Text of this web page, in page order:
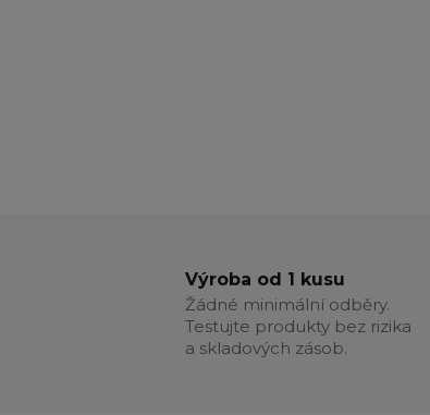
Výroba od 1 kusu
Žádné minimální odběry.
Testujte produkty bez rizika
a skladových zásob.